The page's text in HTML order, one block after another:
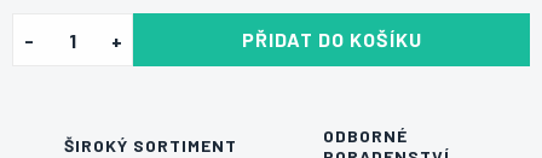
PŘIDAT DO KOŠÍKU
ŠIROKÝ SORTIMENT
ODBORNÉ